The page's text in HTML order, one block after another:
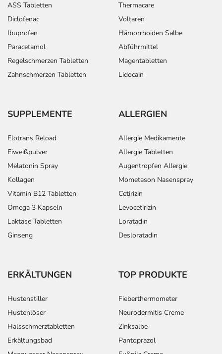
ASS Tabletten
Diclofenac
Ibuprofen
Paracetamol
Regelschmerzen Tabletten
Zahnschmerzen Tabletten
Thermacare
Voltaren
Hämorrhoiden Salbe
Abführmittel
Magentabletten
Lidocain
SUPPLEMENTE
Elotrans Reload
Eiweißpulver
Melatonin Spray
Kollagen
Vitamin B12 Tabletten
Omega 3 Kapseln
Laktase Tabletten
Ginseng
ALLERGIEN
Allergie Medikamente
Allergie Tabletten
Augentropfen Allergie
Mometason Nasenspray
Cetirizin
Levocetirizin
Loratadin
Desloratadin
ERKÄLTUNGEN
Hustenstiller
Hustenlöser
Halsschmerztabletten
Erkältungsbad
TOP PRODUKTE
Fieberthermometer
Neurodermitis Creme
Zinksalbe
Pantoprazol